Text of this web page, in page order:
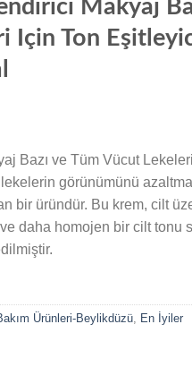
Makyaj
Için Ton
Bazı ve Tüm Vücut
görünümünü
bir üründür. Bu krem, cilt
ve daha homojen bir cilt tonu
Ürünleri-Beylikdüzü, En İyiler